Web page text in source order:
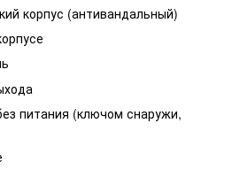
корпус (антивандальный)
питания (ключом снаружи,